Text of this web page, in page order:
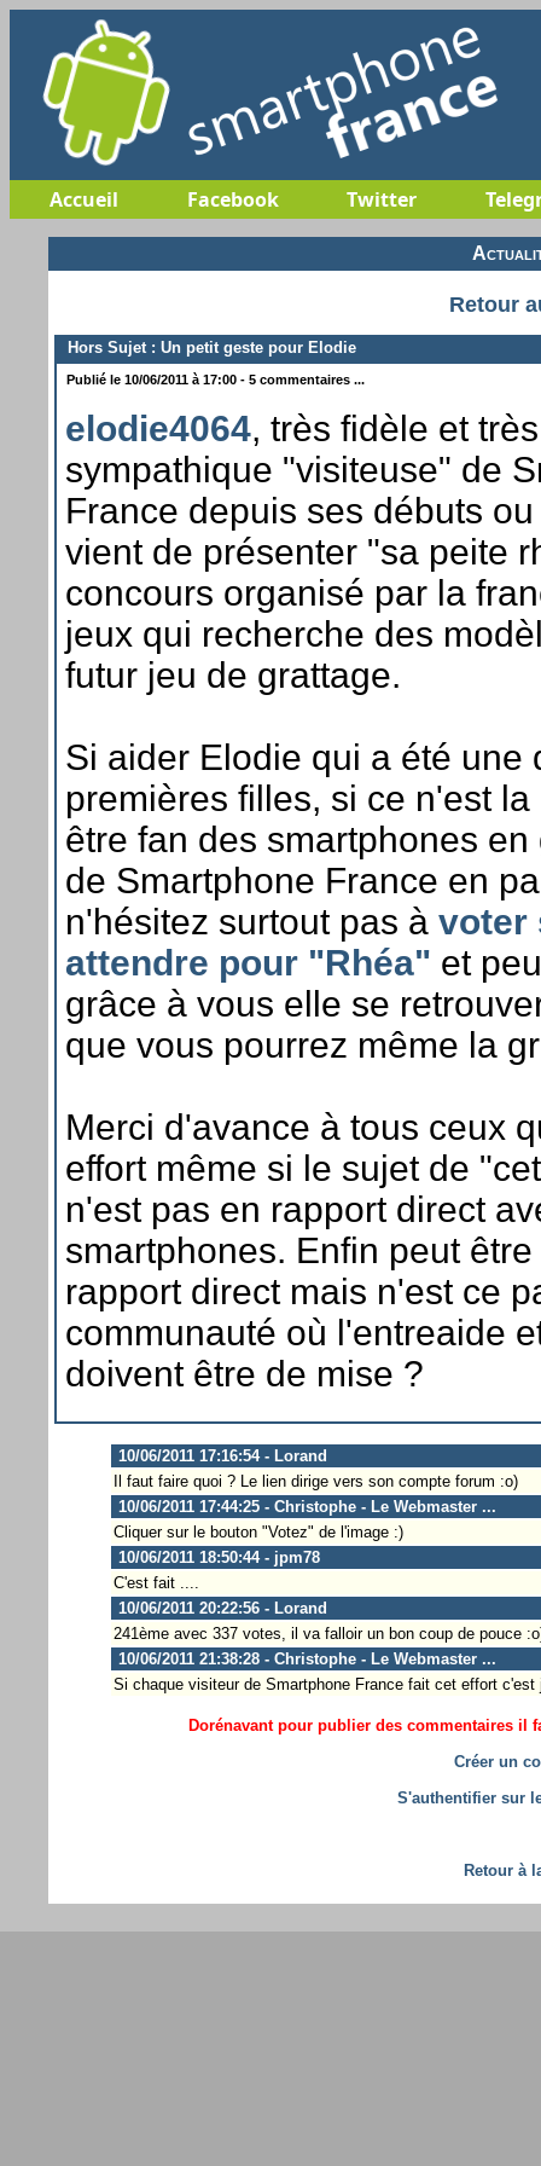
Accueil Facebook Twitter
Retour
Hors Sujet : Un petit geste pour Elodie
Publié le 10/06/2011 à 17:00 - 5 commentaires ...
elodie4064, très fidèle et très
sympathique "visiteuse" de
France depuis ses débuts
vient de présenter "sa peite
concours organisé par la
jeux qui recherche des
futur jeu de grattage.
Si aider Elodie qui a été une
premières filles, si ce n'est
être fan des smartphones en
de Smartphone France en
n'hésitez surtout pas à voter
attendre pour "Rhéa" et
grâce à vous elle se
que vous pourrez même la
Merci d'avance à tous ceux
effort même si le sujet de
n'est pas en rapport direct
smartphones. Enfin peut
rapport direct mais n'est ce
communauté où l'entreaide
doivent être de mise ?
10/06/2011 17:16:54 - Lorand
Il faut faire quoi ? Le lien dirige vers son compte forum :o)
10/06/2011 17:44:25 - Christophe - Le Webmaster ...
Cliquer sur le bouton "Votez" de l'image :)
10/06/2011 18:50:44 - jpm78
C'est fait ....
10/06/2011 20:22:56 - Lorand
241ème avec 337 votes, il va falloir un bon coup de pouce
10/06/2011 21:38:28 - Christophe - Le Webmaster ...
Si chaque visiteur de Smartphone France fait cet effort
Dorénavant pour publier des commentaires il
Créer un
S'authentifier sur
Retour à